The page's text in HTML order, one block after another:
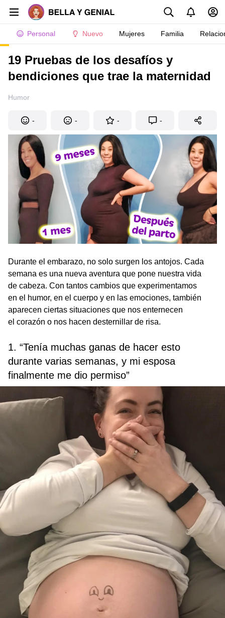
Personal Nuevo Mujeres Familia
19 Pruebas de los desafíos y
bendiciones que trae la maternidad
Humor
- - - -
Durante el embarazo, no solo surgen los antojos. Cada
semana es una nueva aventura que pone nuestra vida
de cabeza. Con tantos cambios que experimentamos
en el humor, en el cuerpo y en las emociones, también
aparecen ciertas situaciones que nos enternecen
el corazón o nos hacen desternillar de risa.
1. “Tenía muchas ganas de hacer esto
durante varias semanas, y mi esposa
finalmente me dio permiso”